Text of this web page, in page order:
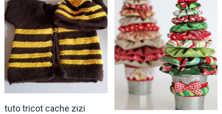
tuto tricot cache zizi